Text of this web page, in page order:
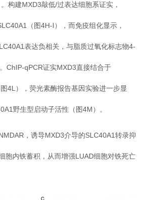
构建MXD3敲低/过表达细胞系证实，
（图4H-I），而免疫组化显示，
表达负相关，与脂质过氧化标志物4-
ChIP-qPCR证实MXD3直接结合于
4L），荧光素酶报告基因实验进一步显
野生型启动子活性（图4M）。
，诱导MXD3介导的SLC40A1转录抑
胞内铁蓄积，从而增强LUAD细胞对铁死亡